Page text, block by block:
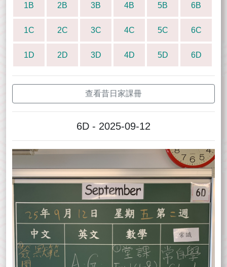
1B 2B 3B 4B 5B 6B
1C 2C 3C 4C 5C 6C
1D 2D 3D 4D 5D 6D
查看昔日家課冊
6D - 2025-09-12